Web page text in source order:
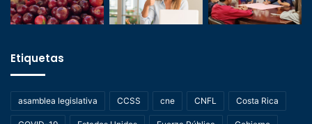
Etiquetas
asamblea legislativa CCSS cne CNFL Costa Rica